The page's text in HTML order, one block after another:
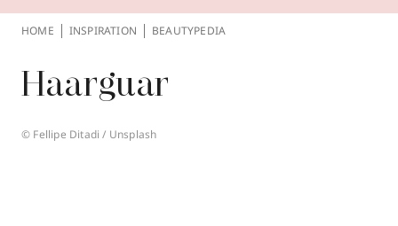
Behandlungen
Über YBPN
Aktionen
HOME INSPIRATION BEAUTYPEDIA
Haarguar
© Fellipe Ditadi / Unsplash